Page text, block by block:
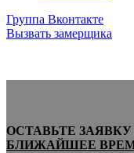
Группа Вконтакте
Вызвать замерщика
ОСТАВЬТЕ
БЛИЖАЙШЕЕ